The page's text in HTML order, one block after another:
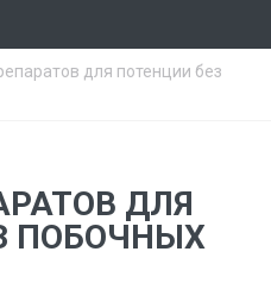
для потенции без
ДЛЯ
ПОБОЧНЫХ